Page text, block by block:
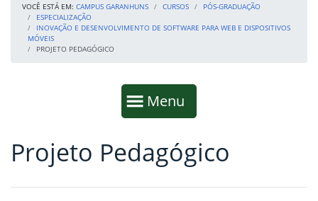
VOCÊ ESTÁ EM: CAMPUS GARANHUNS CURSOS
PÓS-GRADUAÇÃO
ESPECIALIZAÇÃO
INOVAÇÃO E DESENVOLVIMENTO DE SOFTWARE PARA WEB E DISPOSITIVOS
MÓVEIS
PROJETO PEDAGÓGICO
Mostrar
Menu
Fim da navegação
Início do conteúdo
Projeto Pedagógico